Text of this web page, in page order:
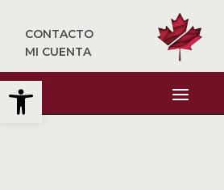
Abrir barra de herramientas
CONTACTO
MI CUENTA